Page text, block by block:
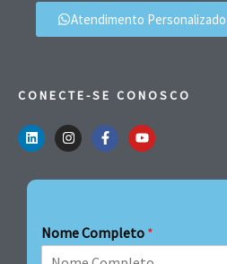
Atendimento Personalizado
CONECTE-SE CONOSCO
Nome Completo *